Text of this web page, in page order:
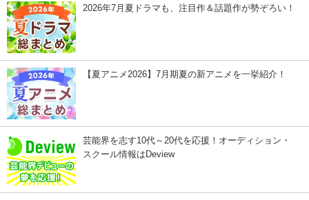
2026年7月夏ドラマも、注目作＆話題作が勢ぞろい！
【夏アニメ2026】7月期夏の新アニメを一挙紹介！
芸能界を志す10代～20代を応援！オーディション・
スクール情報はDeview